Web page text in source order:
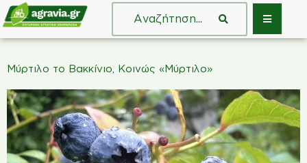
Μύρτιλο το Βακκίνιο, Κοινώς «Μύρτιλο»